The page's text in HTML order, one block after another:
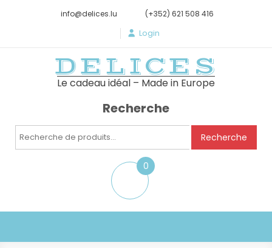
info@delices.lu (+352) 621 508 416
Login
DELICES
Le cadeau idéal – Made in Europe
Recherche
Recherche
Recherche
0
item